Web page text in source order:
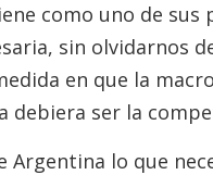
como uno de
sin olvidarnos
en que la
debiera ser la
Argentina lo que